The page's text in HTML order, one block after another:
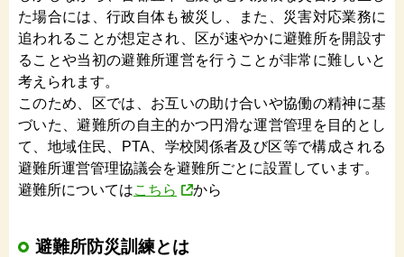
た場合には、行政自体も被災し、また、災害対応業務に
追われることが想定され、区が速やかに避難所を開設す
ることや当初の避難所運営を行うことが非常に難しいと
考えられます。
このため、区では、お互いの助け合いや協働の精神に基
づいた、避難所の自主的かつ円滑な運営管理を目的とし
て、地域住民、PTA、学校関係者及び区等で構成される
避難所運営管理協議会を避難所ごとに設置しています。
避難所についてはこちら から
避難所防災訓練とは